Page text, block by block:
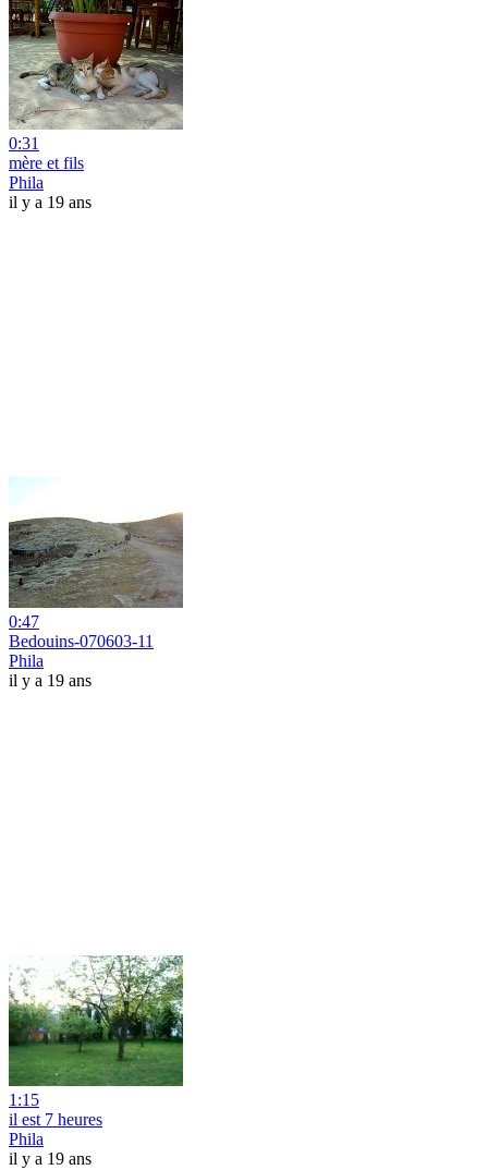
0:31
mère et fils
Phila
il y a 19 ans
0:47
Bedouins-070603-11
Phila
il y a 19 ans
1:15
il est 7 heures
Phila
il y a 19 ans